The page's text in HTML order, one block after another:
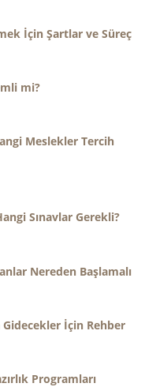
İçin Şartlar ve Süreç
mi?
Meslekler Tercih
Sınavlar Gerekli?
Nereden Başlamalı
Gidecekler İçin Rehber
Programları